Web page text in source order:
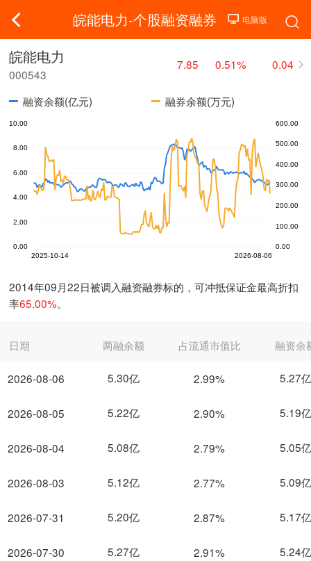
皖能电力-个股融资融券
皖能电力
000543
7.85 0.51% 0.04
融资余额(亿元) 融券余额(万元)
2014年09月22日被调入融资融券标的，可冲抵保证金最高折扣
率65.00%。
日期
2026-08-06
2026-08-05
2026-08-04
2026-08-03
2026-07-31
2026-07-30
两融余额 占流通市值比 融资余
5.30亿 2.99% 5.27亿
5.22亿 2.90% 5.19亿
5.08亿 2.79% 5.05亿
5.12亿 2.77% 5.09亿
5.20亿 2.87% 5.17亿
5.27亿 2.91% 5.24亿